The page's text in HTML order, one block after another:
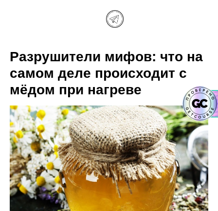
Разрушители мифов: что на
самом деле происходит с
мёдом при нагреве